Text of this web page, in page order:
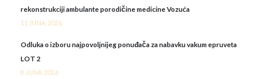
rekonstrukciji ambulante porodičine medicine Vozuća
11 JUNA, 2026
Odluka o izboru najpovoljnijeg ponuđača za nabavku vakum epruveta
LOT 2
8 JUNA, 2026